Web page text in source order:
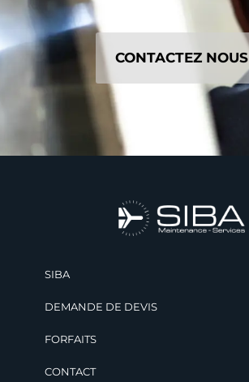
CONTACTEZ NOUS
SIBA
DEMANDE DE DEVIS
FORFAITS
CONTACT